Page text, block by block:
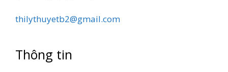
thilythuyetb2@gmail.com
Thông tin